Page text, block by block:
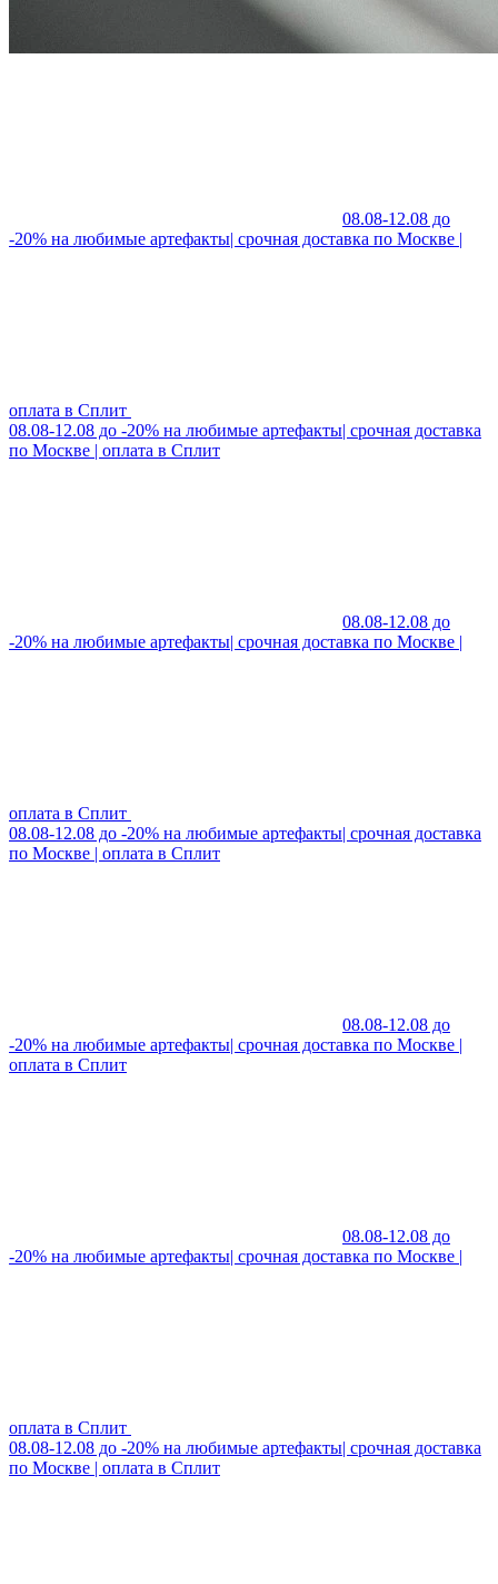
08.08-12.08 до
-20% на любимые артефакты| срочная доставка по Москве |
оплата в Сплит
08.08-12.08 до -20% на любимые артефакты| срочная доставка
по Москве | оплата в Сплит
08.08-12.08 до
-20% на любимые артефакты| срочная доставка по Москве |
оплата в Сплит
08.08-12.08 до -20% на любимые артефакты| срочная доставка
по Москве | оплата в Сплит
08.08-12.08 до
-20% на любимые артефакты| срочная доставка по Москве |
оплата в Сплит
08.08-12.08 до
-20% на любимые артефакты| срочная доставка по Москве |
оплата в Сплит
08.08-12.08 до -20% на любимые артефакты| срочная доставка
по Москве | оплата в Сплит